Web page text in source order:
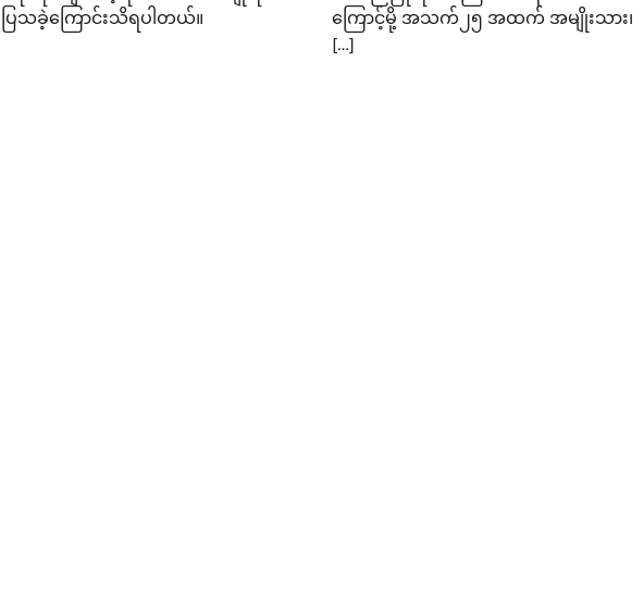
ပြသခဲ့ကြောင်းသိရပါတယ်။
ကြောင့်မို့ အသက်၂၅ အထက် အမျိုးသား၊
[…]